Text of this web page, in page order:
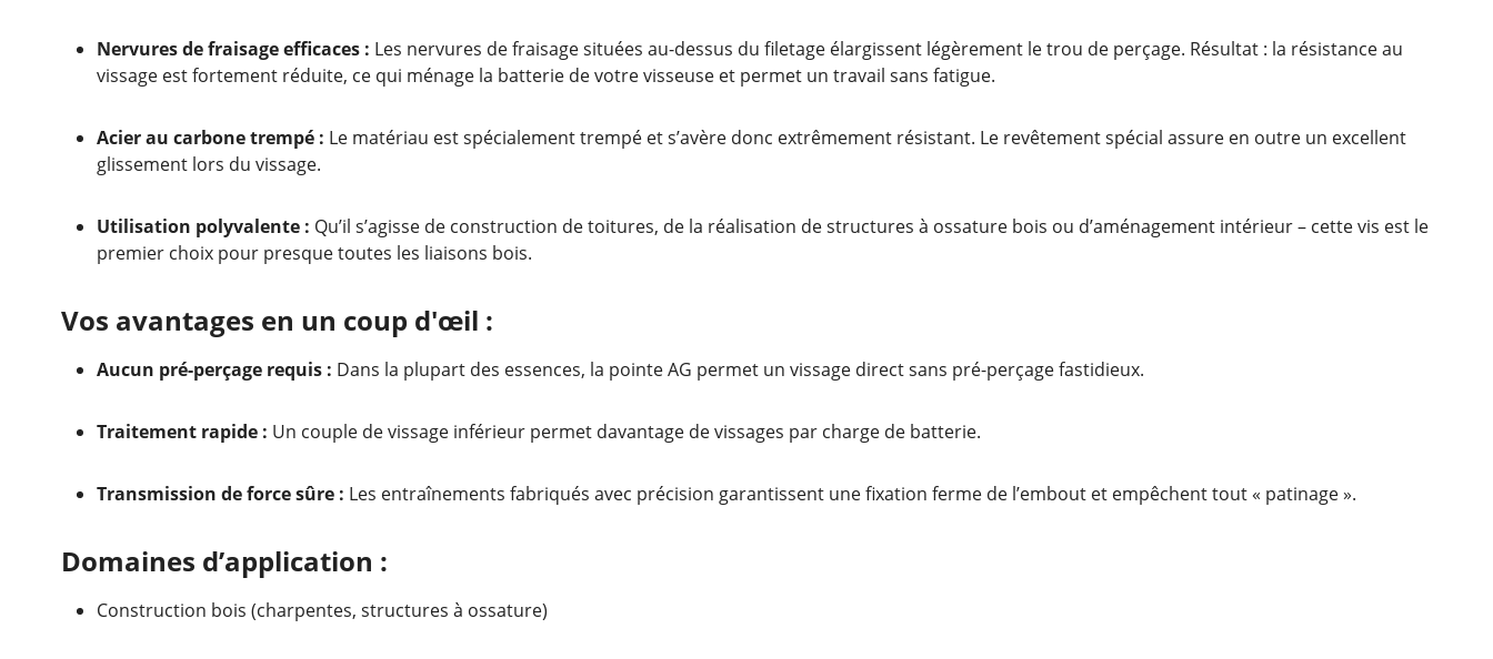
Nervures de fraisage efficaces : Les nervures de fraisage situées au-dessus du filetage élargissent légèrement le trou de perçage. Résultat : la résistance au
vissage est fortement réduite, ce qui ménage la batterie de votre visseuse et permet un travail sans fatigue.
Acier au carbone trempé : Le matériau est spécialement trempé et s’avère donc extrêmement résistant. Le revêtement spécial assure en outre un excellent
glissement lors du vissage.
Utilisation polyvalente : Qu’il s’agisse de construction de toitures, de la réalisation de structures à ossature bois ou d’aménagement intérieur – cette vis est le
premier choix pour presque toutes les liaisons bois.
Vos avantages en un coup d'œil :
Aucun pré-perçage requis : Dans la plupart des essences, la pointe AG permet un vissage direct sans pré-perçage fastidieux.
Traitement rapide : Un couple de vissage inférieur permet davantage de vissages par charge de batterie.
Transmission de force sûre : Les entraînements fabriqués avec précision garantissent une fixation ferme de l’embout et empêchent tout « patinage ».
Domaines d’application :
Construction bois (charpentes, structures à ossature)